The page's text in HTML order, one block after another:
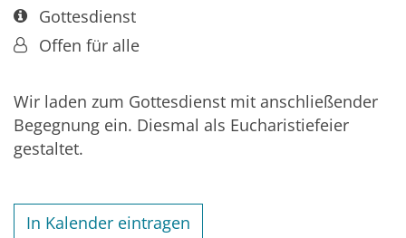
Art bzw. Nummer:
Gottesdienst
Von:Offen für alle
Wir laden zum Gottesdienst mit anschließender
Begegnung ein. Diesmal als Eucharistiefeier
gestaltet.
In Kalender eintragen